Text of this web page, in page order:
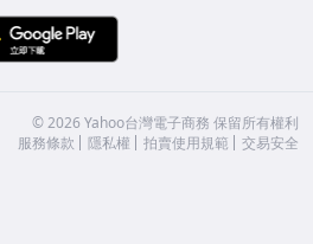
©2026 Yahoo台灣電子商務 保留所有權利
服務條款
隱私權 拍賣使用規範 交易安全